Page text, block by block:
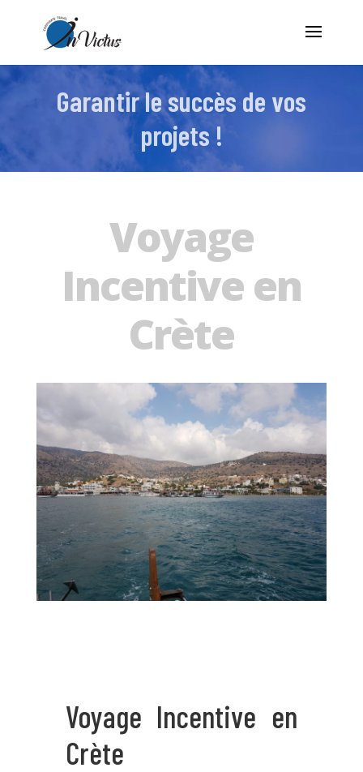
Garantir le succès de vos
projets !
Voyage
Incentive en
Crète
Voyage Incentive en
Crète